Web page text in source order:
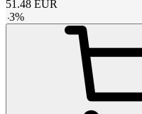
51.48 EUR
-3%